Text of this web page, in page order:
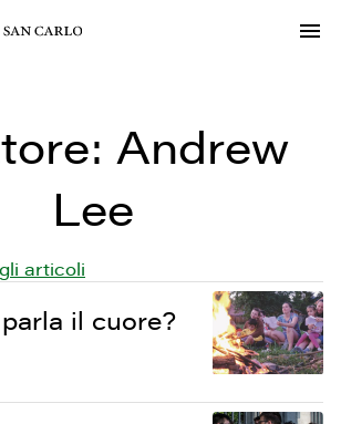
Andrew
Lee
articoli
il cuore?